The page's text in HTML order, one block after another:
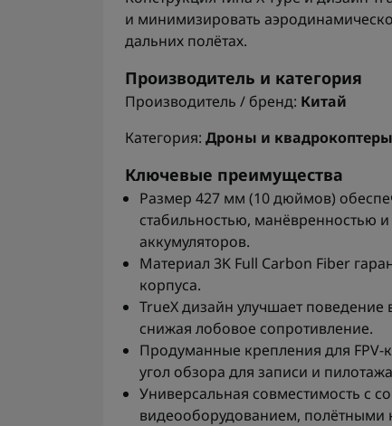
и минимизировать
дальних полётах.
Производитель и категория
Производитель / бренд: Китай
Категория: Дроны и
Ключевые преимущества
Размер 427 мм (10 дюймов)
стабильностью, манёвренностью
аккумуляторов.
Материал 3K Full Carbon Fiber
корпуса.
TrueX дизайн улучшает
снижая лобовое сопротивление.
Продуманные крепления для
угол обзора для записи и
Универсальная совместимость с
видеооборудованием, полётными